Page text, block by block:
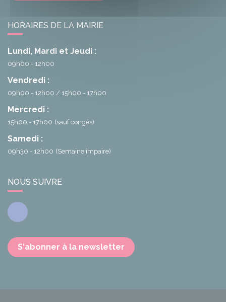
HORAIRES DE LA MAIRIE
Lundi, Mardi et Jeudi :
09h00 - 12h00
Vendredi :
09h00 - 12h00 15h00 - 17h00
Mercredi :
15h00 - 17h00 (sauf congés)
Samedi :
09h30 - 12h00 (Semaine impaire)
NOUS SUIVRE
Facebook
S'abonner à la newsletter